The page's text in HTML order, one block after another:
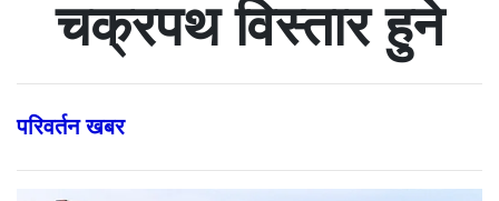
चक्रपथ विस्तार हुने
परिवर्तन खबर